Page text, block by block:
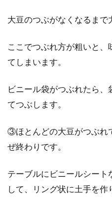
大豆のつぶがなくなるまで
ここでつぶれ方が粗いと
てしまいます。
ビニール袋がつぶれたら
てつぶします。
③ほとんどの大豆がつぶれ
ぜ終わりです。
テーブルにビニールシート
して、リング状に土手を作